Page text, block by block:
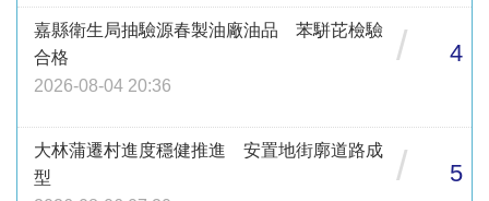
嘉縣衛生局抽驗源春製油廠油品 苯駢芘檢驗
合格
2026-08-04 20:36
/ 4
大林蒲遷村進度穩健推進 安置地街廓道路成
型
/ 5